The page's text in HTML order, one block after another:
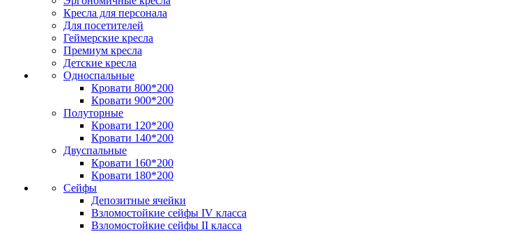
Кресла для персонала
Для посетителей
Геймерские кресла
Премиум кресла
Детские кресла
Односпальные
Кровати 800*200
Кровати 900*200
Полуторные
Кровати 120*200
Кровати 140*200
Двуспальные
Кровати 160*200
Кровати 180*200
Сейфы
Депозитные ячейки
Взломостойкие сейфы IV класса
Взломостойкие сейфы II класса